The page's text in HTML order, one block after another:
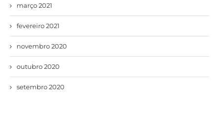
março 2021
fevereiro 2021
novembro 2020
outubro 2020
setembro 2020